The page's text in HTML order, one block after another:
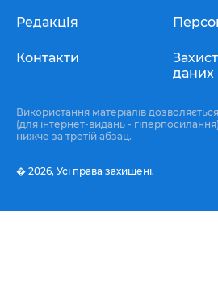
Редакція
Контакти
даних
Використання матеріалів
(для інтернет-видань -
нижче за третій абзац.
� 2026, Усі права захищені.